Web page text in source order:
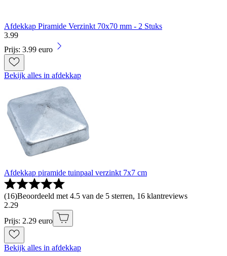
Afdekkap Piramide Verzinkt 70x70 mm - 2 Stuks
3.99
Prijs: 3.99 euro
Bekijk alles in afdekkap
Afdekkap piramide tuinpaal verzinkt 7x7 cm
(16)Beoordeeld met 4.5 van de 5 sterren, 16 klantreviews
2.29
Prijs: 2.29 euro
Bekijk alles in afdekkap